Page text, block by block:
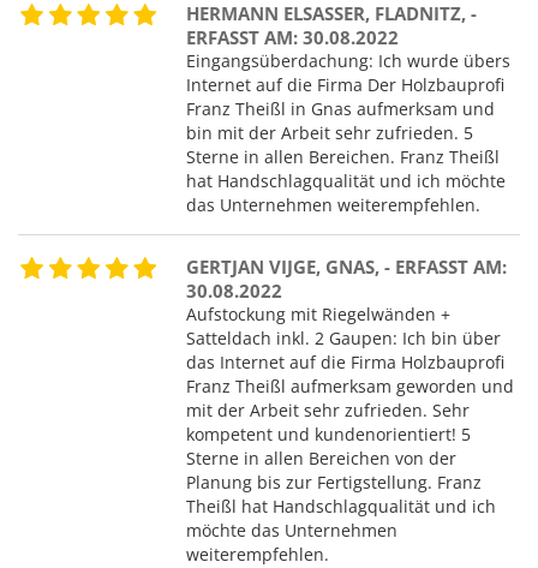
HERMANN ELSASSER, FLADNITZ, -
ERFASST AM: 30.08.2022
Eingangsüberdachung: Ich wurde übers
Internet auf die Firma Der Holzbauprofi
Franz Theißl in Gnas aufmerksam und
bin mit der Arbeit sehr zufrieden. 5
Sterne in allen Bereichen. Franz Theißl
hat Handschlagqualität und ich möchte
das Unternehmen weiterempfehlen.
GERTJAN VIJGE, GNAS, - ERFASST AM:
30.08.2022
Aufstockung mit Riegelwänden +
Satteldach inkl. 2 Gaupen: Ich bin über
das Internet auf die Firma Holzbauprofi
Franz Theißl aufmerksam geworden und
mit der Arbeit sehr zufrieden. Sehr
kompetent und kundenorientiert! 5
Sterne in allen Bereichen von der
Planung bis zur Fertigstellung. Franz
Theißl hat Handschlagqualität und ich
möchte das Unternehmen
weiterempfehlen.